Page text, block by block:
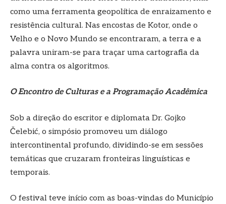
como uma ferramenta geopolítica de enraizamento e
resistência cultural. Nas encostas de Kotor, onde o
Velho e o Novo Mundo se encontraram, a terra e a
palavra uniram-se para traçar uma cartografia da
alma contra os algoritmos.
O Encontro de Culturas e a Programação Acadêmica
Sob a direção do escritor e diplomata Dr. Gojko
Čelebić, o simpósio promoveu um diálogo
intercontinental profundo, dividindo-se em sessões
temáticas que cruzaram fronteiras linguísticas e
temporais.
O festival teve início com as boas-vindas do Município